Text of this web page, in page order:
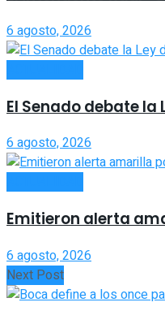
6 agosto, 2026
El Senado debate
6 agosto, 2026
Emitieron alerta
6 agosto, 2026
Next Post